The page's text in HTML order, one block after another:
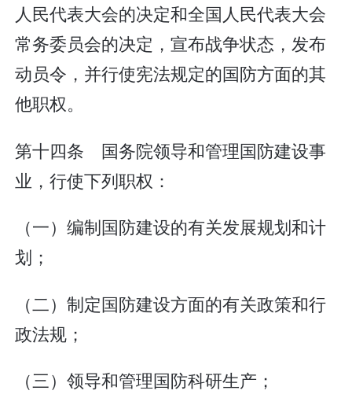
人民代表大会的决定和全国人民代表大会
常务委员会的决定，宣布战争状态，发布
动员令，并行使宪法规定的国防方面的其
他职权。
第十四条 国务院领导和管理国防建设事
业，行使下列职权：
（一）编制国防建设的有关发展规划和计
划；
（二）制定国防建设方面的有关政策和行
政法规；
（三）领导和管理国防科研生产；